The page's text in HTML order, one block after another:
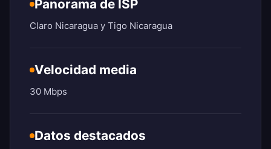
Panorama de ISP
Claro Nicaragua y Tigo Nicaragua
Velocidad media
30 Mbps
Datos destacados